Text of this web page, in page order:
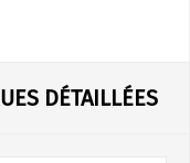
DÉTAILLÉES